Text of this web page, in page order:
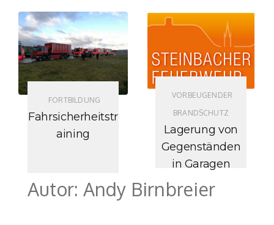
FORTBILDUNG
Fahrsicherheitstr
aining
VORBEUGENDER
BRANDSCHUTZ
Lagerung von
Gegenständen
in Garagen
Autor: Andy Birnbreier